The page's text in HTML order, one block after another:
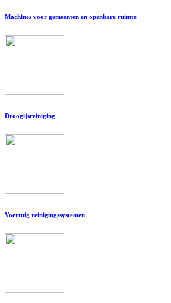
Machines voor gemeenten en openbare ruimte
Droogijsreiniging
Voertuig reinigingssystemen